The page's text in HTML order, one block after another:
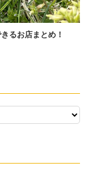
るお店まとめ！